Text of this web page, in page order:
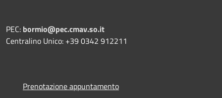
PEC: bormio@pec.cmav.so.it
Centralino Unico: +39 0342 912211
Prenotazione appuntamento